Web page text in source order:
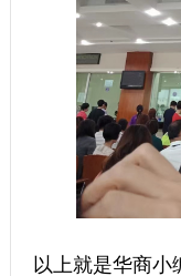
以上就是华商小